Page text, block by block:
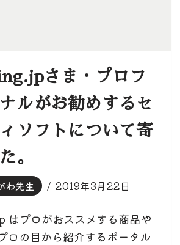
さま・プロフ
ルがお勧めするセ
ソフトについて寄
。
わ先生 2019年3月22日
プロがおススメする商品や
ロの目から紹介するポータル